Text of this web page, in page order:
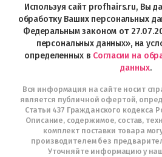
Используя сайт profhairs.ru, Вы
обработку Ваших персональных
Федеральным законом от
персональных данных», на
определенных в Согласии на
данных.
Вся информация на сайте носит
является публичной офертой,
Статьи 437 Гражданского кодекса
Описание, содержимое, состав,
комплект поставки товара
производителем без
Уточняйте информацию у